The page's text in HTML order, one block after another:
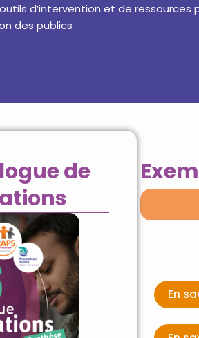
d’intervention et de ressources
des publics
En
de